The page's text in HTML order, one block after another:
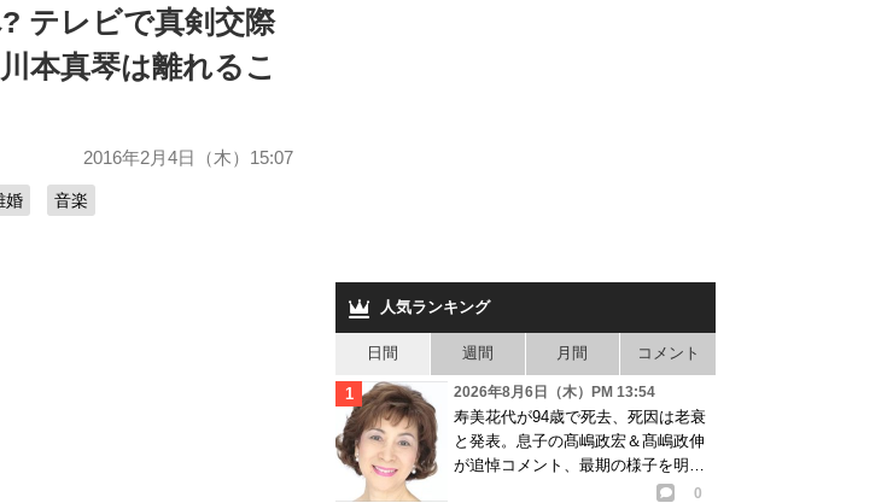
テレビで真剣交際
本真琴は離れるこ
2016年2月4日（木）15:07
婚 音楽
人気ランキング
日間 週間 月間 コメント
2026年8月6日（木）PM 13:54
寿美花代が94歳で死去、死因は老衰
と発表。息子の髙嶋政宏＆髙嶋政伸
が追悼コメント、最期の様子を明か
0